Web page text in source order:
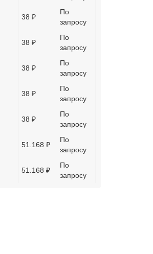
38 ₽
По
запросу
38 ₽
По
запросу
38 ₽
По
запросу
38 ₽
По
запросу
38 ₽
По
запросу
51.168 ₽
По
запросу
51.168 ₽
По
запросу